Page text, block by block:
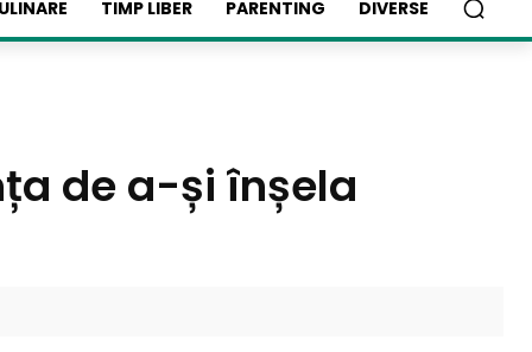
TIMP LIBER PARENTING DIVERSE
de a-și înșela